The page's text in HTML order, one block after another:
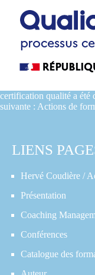
certification qualité a été
suivante : Actions de
LIENS
Hervé Coudière /
Présentation
Coaching
Conférences
Catalogue des